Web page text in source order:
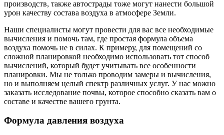
производств, также автострады тоже могут нанести большой
урон качеству состава воздуха в атмосфере Земли.
Наши специалисты могут провести для вас все необходимые
вычисления и помочь там, где простая формула объема
воздуха помочь не в силах. К примеру, для помещений со
сложной планировкой необходимо использовать тот способ
вычислений, который будет учитывать все особенности
планировки. Мы не только проводим замеры и вычисления,
но и выполняем целый спектр различных услуг. У нас можно
заказать исследование почвы, которое способно сказать вам о
составе и качестве вашего грунта.
Формула давления воздуха